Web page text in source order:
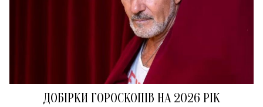
ДОБІРКИ ГОРОСКОПІВ НА 2026 РІК